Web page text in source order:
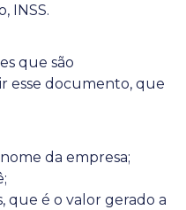
INSS.
que são
esse documento, que
da empresa;
que é o valor gerado a